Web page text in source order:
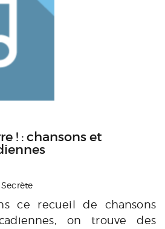
! : chansons et
ce recueil de chansons
on trouve des